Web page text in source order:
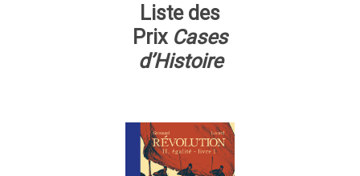
Liste des
Prix Cases
d’Histoire